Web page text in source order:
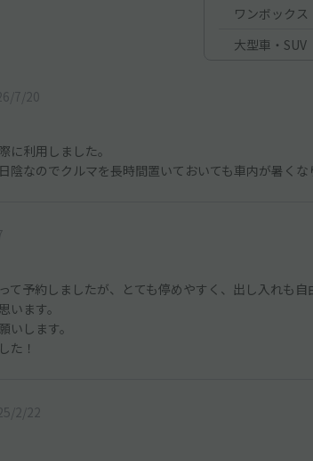
ワンボックス
大型車・SUV
7/20
に利用しました。
陰なのでクルマを長時間置いておいても車内が暑く
て予約しましたが、とても停めやすく、出し入れも
います。
いします。
た！
2/22